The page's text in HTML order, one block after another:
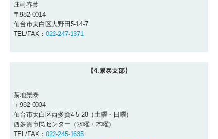
庄司春葉
〒982-0014
仙台市太白区大野田5-14-7
TEL/FAX： 022-247-1371
【4.景泰支部】
菊地景泰
〒982-0034
仙台市太白区西多賀4-5-28（土曜・日曜）
西多賀市民センター（水曜・木曜）
TEL/FAX： 022-245-1635